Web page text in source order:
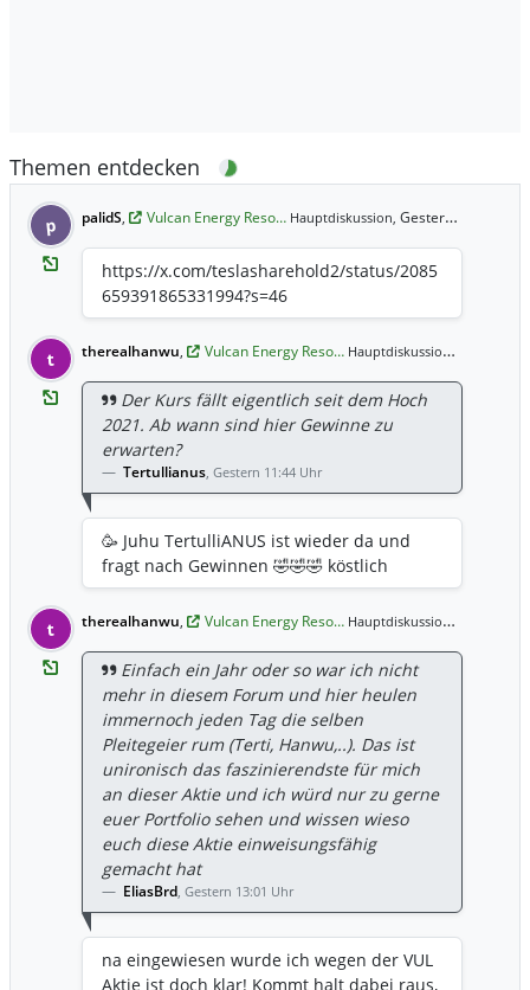
Themen entdecken
p palidS, Vulcan Energy Reso… Hauptdiskussion, Gestern 23:36 Uhr
https://x.com/teslasharehold2/status/2085
659391865331994?s=46
t therealhanwu, Vulcan Energy Reso… Hauptdiskussion,
Der Kurs fällt eigentlich seit dem Hoch
2021. Ab wann sind hier Gewinne zu
erwarten?
Tertullianus, Gestern 11:44 Uhr
🥳 Juhu TertulliANUS ist wieder da und
fragt nach Gewinnen 🤣🤣🤣 köstlich
t therealhanwu, Vulcan Energy Reso… Hauptdiskussion,
Einfach ein Jahr oder so war ich nicht
mehr in diesem Forum und hier heulen
immernoch jeden Tag die selben
Pleitegeier rum (Terti, Hanwu,..). Das ist
unironisch das faszinierendste für mich
an dieser Aktie und ich würd nur zu gerne
euer Portfolio sehen und wissen wieso
euch diese Aktie einweisungsfähig
gemacht hat
EliasBrd, Gestern 13:01 Uhr
na eingewiesen wurde ich wegen der VUL
Aktie ist doch klar! Kommt halt dabei raus,